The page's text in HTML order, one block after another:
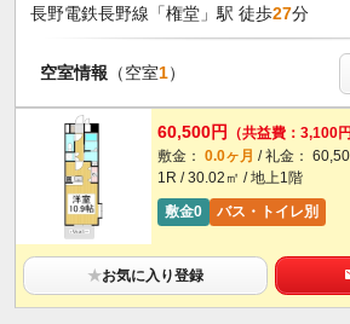
長野電鉄長野線「権堂」駅 徒歩27分
空室情報 （空室1）
60,500円
（共益費：3,100円
敷金： 0.0ヶ月 / 礼金：
1R / 30.02㎡ / 地上1階
敷金0
バス・トイレ別
★お気に入り登録